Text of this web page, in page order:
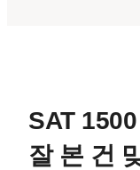
SAT
잘 본 건